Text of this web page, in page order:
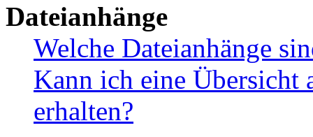
Dateianhänge
Welche Dateianhänge
Kann ich eine Übersicht
erhalten?